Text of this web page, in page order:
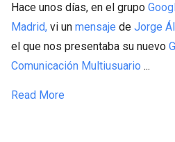
Hace unos días, en el grupo
Madrid, vi un mensaje de Jorge
el que nos presentaba su nuevo
Comunicación Multiusuario ...
Read More